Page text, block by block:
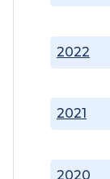
2020
2021
2022